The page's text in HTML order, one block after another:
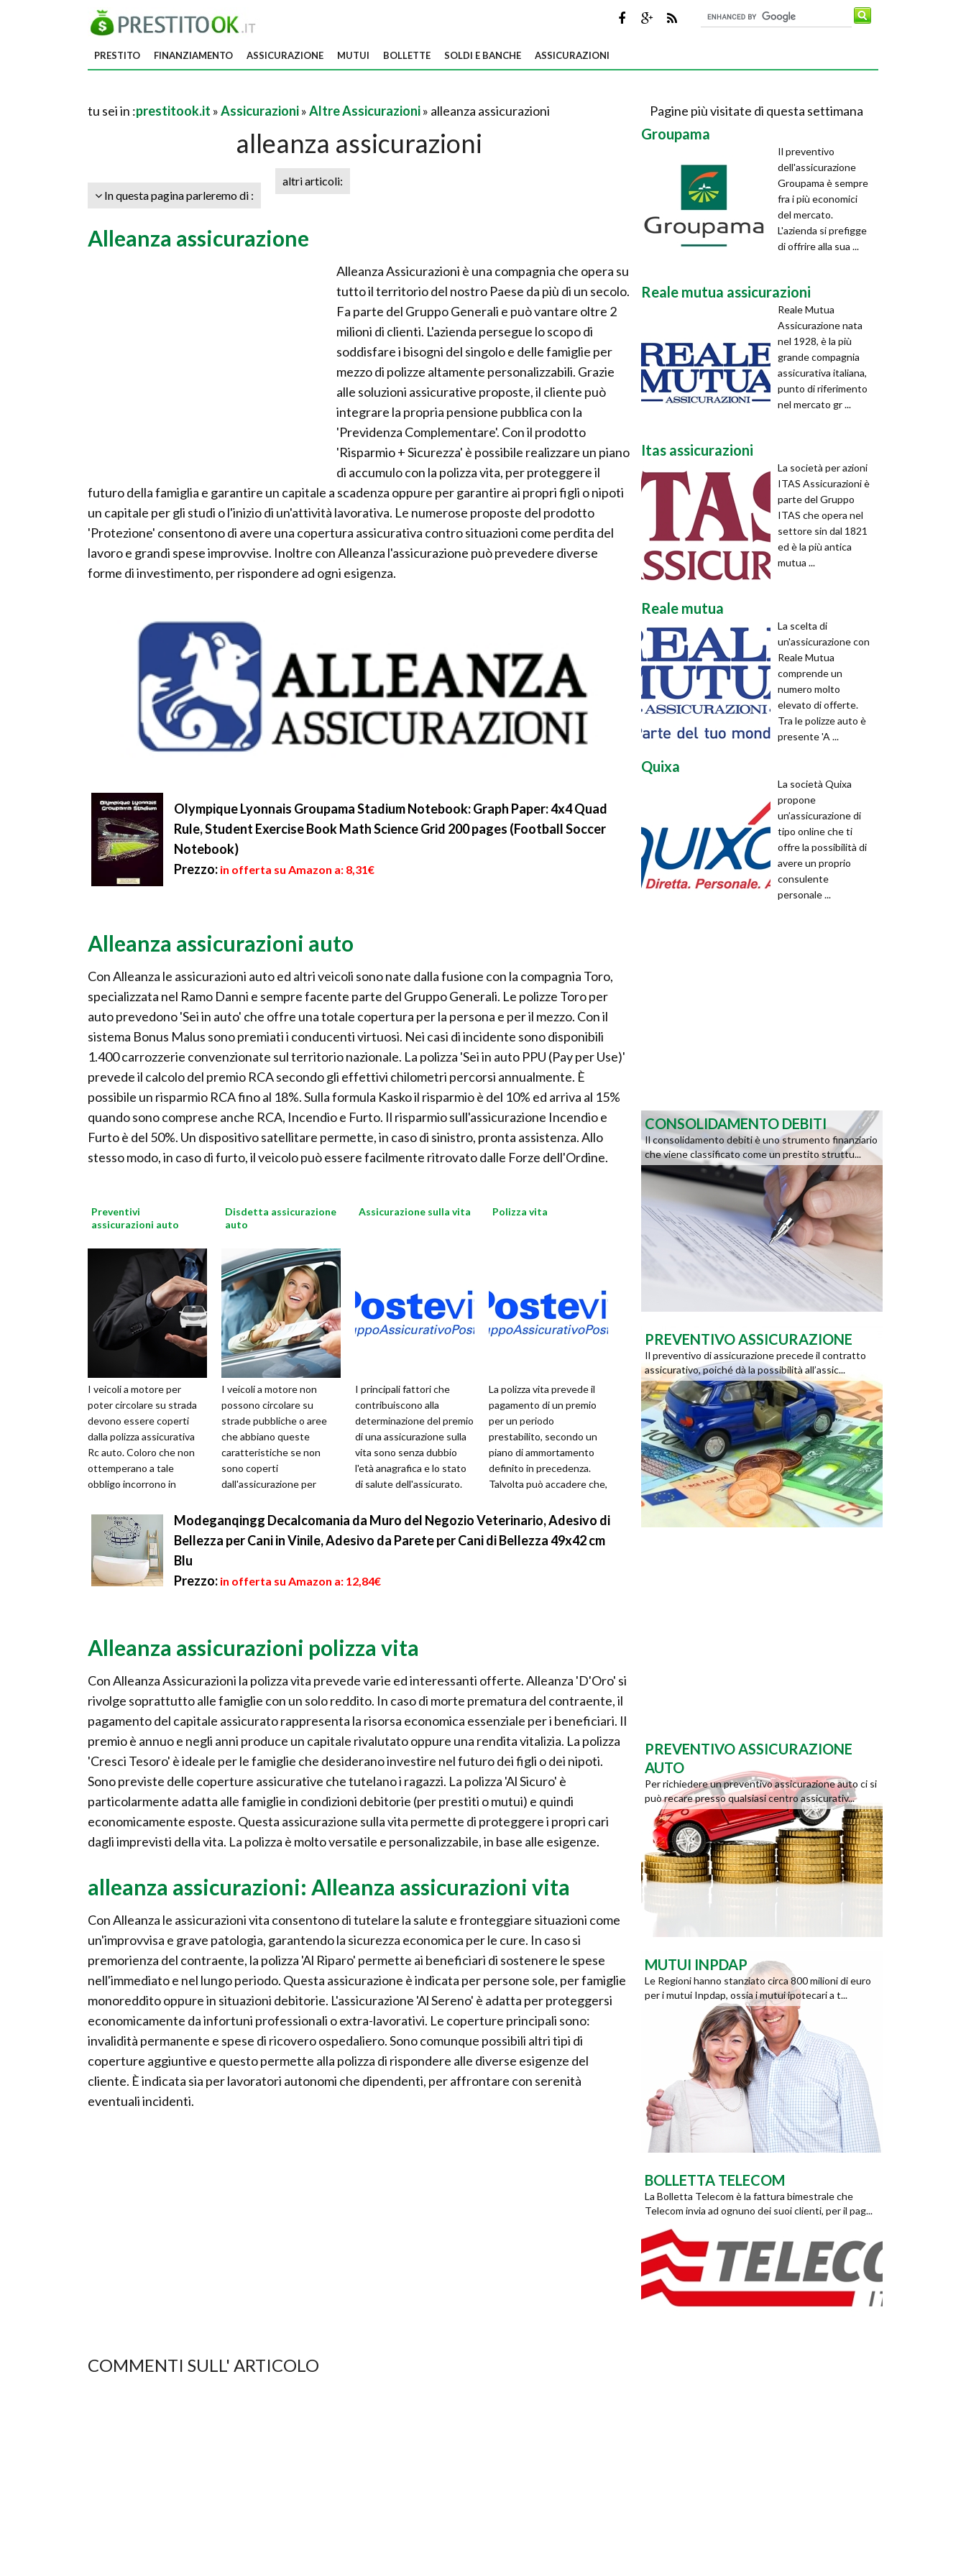
PRESTITO FINANZIAMENTO ASSICURAZIONE MUTUI BOLLETTE SOLDI E BANCHE ASSICURAZIONI
tu sei in :prestitook.it »Assicurazioni»Altre Assicurazioni» alleanza assicurazioni
alleanza assicurazioni
In questa pagina parleremo di :
altri articoli:
Alleanza assicurazione
Alleanza Assicurazioni è una compagnia che opera su
tutto il territorio del nostro Paese da più di un secolo.
Fa parte del Gruppo Generali e può vantare oltre 2
milioni di clienti. L'azienda persegue lo scopo di
soddisfare i bisogni del singolo e delle famiglie per
mezzo di polizze altamente personalizzabili. Grazie
alle soluzioni assicurative proposte, il cliente può
integrare la propria pensione pubblica con la
'Previdenza Complementare'. Con il prodotto
'Risparmio + Sicurezza' è possibile realizzare un piano
di accumulo con la polizza vita, per proteggere il
futuro della famiglia e garantire un capitale a scadenza oppure per garantire ai propri figli o nipoti
un capitale per gli studi o l'inizio di un'attività lavorativa. Le numerose proposte del prodotto
'Protezione' consentono di avere una copertura assicurativa contro situazioni come perdita del
lavoro e grandi spese improvvise. Inoltre con Alleanza l'assicurazione può prevedere diverse
forme di investimento, per rispondere ad ogni esigenza.
Olympique Lyonnais Groupama Stadium Notebook: Graph Paper: 4x4 Quad
Rule, Student Exercise Book Math Science Grid 200 pages (Football Soccer
Notebook)
Prezzo: in offerta su Amazon a: 8,31€
Alleanza assicurazioni auto
Con Alleanza le assicurazioni auto ed altri veicoli sono nate dalla fusione con la compagnia Toro,
specializzata nel Ramo Danni e sempre facente parte del Gruppo Generali. Le polizze Toro per
auto prevedono 'Sei in auto' che offre una totale copertura per la persona e per il mezzo. Con il
sistema Bonus Malus sono premiati i conducenti virtuosi. Nei casi di incidente sono disponibili
1.400 carrozzerie convenzionate sul territorio nazionale. La polizza 'Sei in auto PPU (Pay per Use)'
prevede il calcolo del premio RCA secondo gli effettivi chilometri percorsi annualmente. È
possibile un risparmio RCA fino al 18%. Sulla formula Kasko il risparmio è del 10% ed arriva al 15%
quando sono comprese anche RCA, Incendio e Furto. Il risparmio sull'assicurazione Incendio e
Furto è del 50%. Un dispositivo satellitare permette, in caso di sinistro, pronta assistenza. Allo
stesso modo, in caso di furto, il veicolo può essere facilmente ritrovato dalle Forze dell'Ordine.
Preventivi
assicurazioni auto
I veicoli a motore per
poter circolare su strada
devono essere coperti
dalla polizza assicurativa
Rc auto. Coloro che non
ottemperano a tale
obbligo incorrono in
sequestro de...
Disdetta assicurazione
auto
I veicoli a motore non
possono circolare su
strade pubbliche o aree
che abbiano queste
caratteristiche se non
sono coperti
dall'assicurazione per
terzi. Tale obbligo
smette...
Assicurazione sulla vita
I principali fattori che
contribuiscono alla
determinazione del premio
di una assicurazione sulla
vita sono senza dubbio
l'età anagrafica e lo stato
di salute dell'assicurato.
Polizza vita
La polizza vita prevede il
pagamento di un premio
per un periodo
prestabilito, secondo un
piano di ammortamento
definito in precedenza.
Talvolta può accadere che,
vengano meno le ne...
Modeganqingg Decalcomania da Muro del Negozio Veterinario, Adesivo di
Bellezza per Cani in Vinile, Adesivo da Parete per Cani di Bellezza 49x42 cm
Blu
Prezzo: in offerta su Amazon a: 12,84€
Alleanza assicurazioni polizza vita
Con Alleanza Assicurazioni la polizza vita prevede varie ed interessanti offerte. Alleanza 'D'Oro' si
rivolge soprattutto alle famiglie con un solo reddito. In caso di morte prematura del contraente, il
pagamento del capitale assicurato rappresenta la risorsa economica essenziale per i beneficiari. Il
premio è annuo e negli anni produce un capitale rivalutato oppure una rendita vitalizia. La polizza
'Cresci Tesoro' è ideale per le famiglie che desiderano investire nel futuro dei figli o dei nipoti.
Sono previste delle coperture assicurative che tutelano i ragazzi. La polizza 'Al Sicuro' è
particolarmente adatta alle famiglie in condizioni debitorie (per prestiti o mutui) e quindi
economicamente esposte. Questa assicurazione sulla vita permette di proteggere i propri cari
dagli imprevisti della vita. La polizza è molto versatile e personalizzabile, in base alle esigenze.
alleanza assicurazioni: Alleanza assicurazioni vita
Con Alleanza le assicurazioni vita consentono di tutelare la salute e fronteggiare situazioni come
un'improvvisa e grave patologia, garantendo la sicurezza economica per le cure. In caso si
premorienza del contraente, la polizza 'Al Riparo' permette ai beneficiari di sostenere le spese
nell'immediato e nel lungo periodo. Questa assicurazione è indicata per persone sole, per famiglie
monoreddito oppure in situazioni debitorie. L'assicurazione 'Al Sereno' è adatta per proteggersi
economicamente da infortuni professionali o extra-lavorativi. Le coperture principali sono:
invalidità permanente e spese di ricovero ospedaliero. Sono comunque possibili altri tipi di
coperture aggiuntive e questo permette alla polizza di rispondere alle diverse esigenze del
cliente. È indicata sia per lavoratori autonomi che dipendenti, per affrontare con serenità
eventuali incidenti.
COMMENTI SULL' ARTICOLO
Pagine più visitate di questa settimana
Groupama
Il preventivo
dell'assicurazione
Groupama è sempre
fra i più economici
del mercato.
L'azienda si prefigge
di offrire alla sua ...
Reale mutua assicurazioni
Reale Mutua
Assicurazione nata
nel 1928, è la più
grande compagnia
assicurativa italiana,
punto di riferimento
nel mercato gr ...
Itas assicurazioni
La società per azioni
ITAS Assicurazioni è
parte del Gruppo
ITAS che opera nel
settore sin dal 1821
ed è la più antica
mutua ...
Reale mutua
La scelta di
un'assicurazione con
Reale Mutua
comprende un
numero molto
elevato di offerte.
Tra le polizze auto è
presente 'A ...
Quixa
La società Quixa
propone
un’assicurazione di
tipo online che ti
offre la possibilità di
avere un proprio
consulente
personale ...
CONSOLIDAMENTO DEBITI
Il consolidamento debiti è uno strumento finanziario
che viene classificato come un prestito struttu...
PREVENTIVO ASSICURAZIONE
Il preventivo di assicurazione precede il contratto
assicurativo, poiché dà la possibilità all’assic...
PREVENTIVO ASSICURAZIONE
AUTO
Per richiedere un preventivo assicurazione auto ci si
può recare presso qualsiasi centro assicurativ...
MUTUI INPDAP
Le Regioni hanno stanziato circa 800 milioni di euro
per i mutui Inpdap, ossia i mutui ipotecari a t...
BOLLETTA TELECOM
La Bolletta Telecom è la fattura bimestrale che
Telecom invia ad ognuno dei suoi clienti, per il pag...